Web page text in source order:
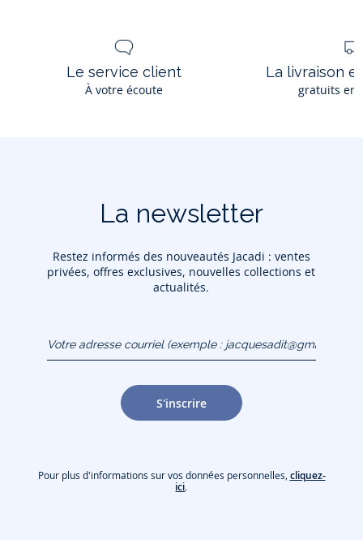
Le service client
À votre écoute
La livraison
gratuits en
La newsletter
Restez informés des nouveautés Jacadi : ventes
privées, offres exclusives, nouvelles collections et
actualités.
(exemple :
jacquesadit@gmail.com)
S'inscrire
Pour plus d'informations sur vos données personnelles, cliquez-
ici.